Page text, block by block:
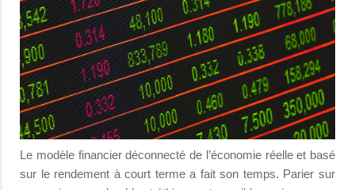
Le modèle financier déconnecté de l’économie réelle et basé
sur le rendement à court terme a fait son temps. Parier sur